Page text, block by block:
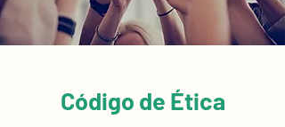
Código de Ética